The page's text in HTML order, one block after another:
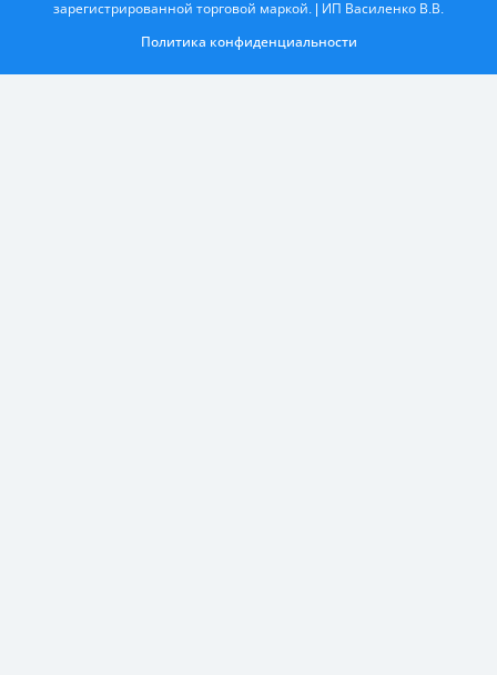
зарегистрированной торговой маркой. | ИП Василенко В.В.
Политика конфиденциальности